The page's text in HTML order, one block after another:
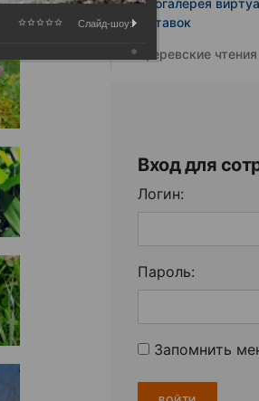
Фотогалерея
выставок
Юферевские чтения
Вход для
Логин:
Пароль:
Запомнить
Слайд-шоу: